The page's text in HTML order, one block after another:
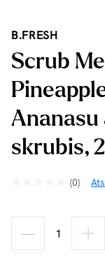
B.FRESH
Scrub
skrubis,
(0)